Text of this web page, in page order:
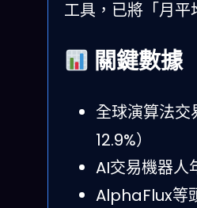
工具，已將「月
關鍵數
全球演算法
12.9%）
AI交易機器人
AlphaFlux等